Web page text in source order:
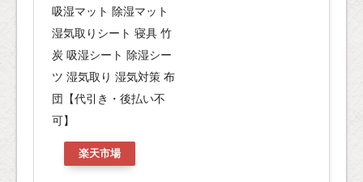
吸湿マット 除湿マット
湿気取りシート 寝具 竹
炭 吸湿シート 除湿シー
ツ 湿気取り 湿気対策 布
団【代引き・後払い不
可】
楽天市場